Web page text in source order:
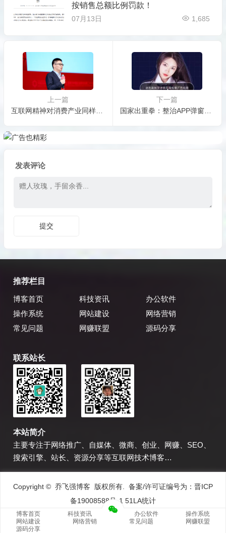
按销售总额比例罚款！
07月13日 1,685
上一篇
互联网精神对消费产业同样重要 期待更多元气森林
下一篇
国家出重拳：整治APP弹窗广告骚扰等问题！
发表评论
推荐栏目
博客首页 科技资讯
办公软件
操作系统
网站建设
网络营销
常见问题
网赚联盟 源码分享
联系站长
本站简介
主要专注于网络推广、自媒体、微商、创业、网赚、SEO、
搜索引擎、站长、资源分享等互联网技术博客…
Copyright © 乔飞强博客 版权所有. 备案/许可证编号为： 晋ICP
备19008588号-1 51LA统计
博客首页 科技资讯 办公软件
操作系统
网站建设
网络营销 常见问题
网赚联盟
源码分享